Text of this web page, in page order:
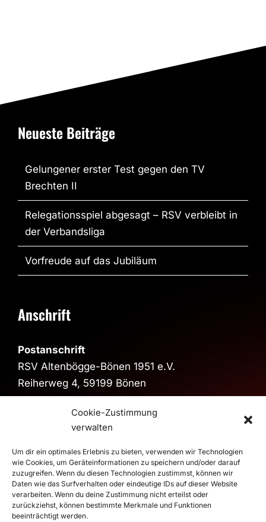
Cookie-Zustimmung
verwalten
Um dir ein optimales Erlebnis zu bieten, verwenden wir Technologien
wie Cookies, um Geräteinformationen zu speichern und/oder darauf
zuzugreifen. Wenn du diesen Technologien zustimmst, können wir
Daten wie das Surfverhalten oder eindeutige IDs auf dieser Website
verarbeiten. Wenn du deine Zustimmung nicht erteilst oder
zurückziehst, können bestimmte Merkmale und Funktionen
beeinträchtigt werden.
Neueste Beiträge
Gelungener erster Test gegen den TV
Brechten II
Relegationsspiel abgesagt – RSV verbleibt in
der Verbandsliga
Vorfreude auf das Jubiläum
Anschrift
Postanschrift
RSV Altenbögge-Bönen 1951 e.V.
Reiherweg 4, 59199 Bönen
Sporthalle im Schulzentrum
>Route
© 2026 RSV Altenbögge-Bönen 1951 e.V. Handball - Die
Roten Teufel |